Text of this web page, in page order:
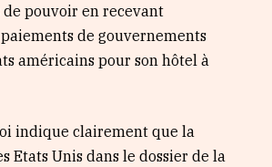
de pouvoir en recevant
de gouvernements
américains pour son hôtel à
indique clairement que la
Etats Unis dans le dossier de la